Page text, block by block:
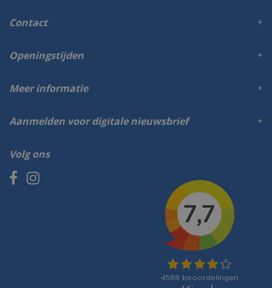
Contact
Volg ons
Openingstijden
Meer informatie
Aanmelden voor digitale nieuwsbrief